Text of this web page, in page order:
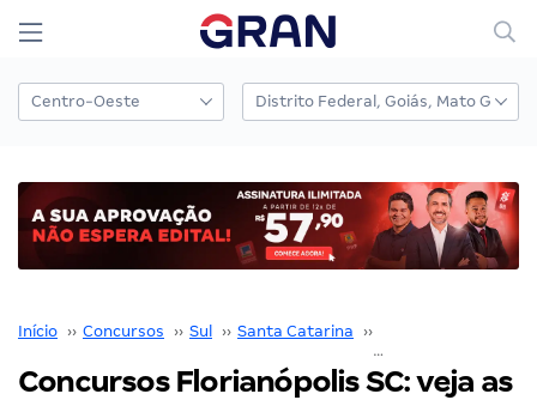
Início ›› Concursos ›› Sul ›› Santa Catarina ››
Concursos Florianópolis SC: veja as